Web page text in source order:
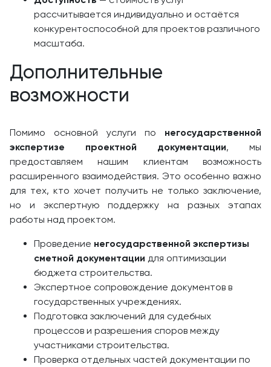
рассчитывается индивидуально и остаётся
конкурентоспособной для проектов различного
масштаба.
Дополнительные
возможности
Помимо основной услуги по негосударственной
экспертизе проектной документации, мы
предоставляем нашим клиентам возможность
расширенного взаимодействия. Это особенно важно
для тех, кто хочет получить не только заключение,
но и экспертную поддержку на разных этапах
работы над проектом.
Проведение негосударственной экспертизы
сметной документации для оптимизации
бюджета строительства.
Экспертное сопровождение документов в
государственных учреждениях.
Подготовка заключений для судебных
процессов и разрешения споров между
участниками строительства.
Проверка отдельных частей документации по